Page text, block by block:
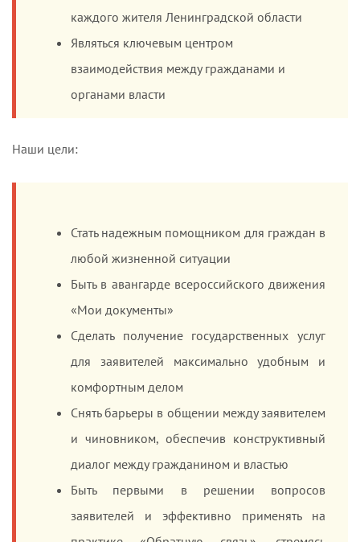
каждого жителя Ленинградской области
Являться ключевым центром
взаимодействия между гражданами и
органами власти
Наши цели:
Стать надежным помощником для граждан в
любой жизненной ситуации
Быть в авангарде всероссийского движения
«Мои документы»
Сделать получение государственных услуг
для заявителей максимально удобным и
комфортным делом
Снять барьеры в общении между заявителем
и чиновником, обеспечив конструктивный
диалог между гражданином и властью
Быть первыми в решении вопросов
заявителей и эффективно применять на